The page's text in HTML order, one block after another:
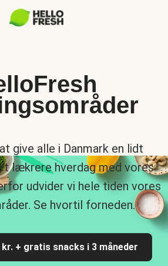
give alle i Danmark en lidt
lækrere hverdag med vores
udvider vi hele tiden vores
Se hvortil forneden.
+ gratis snacks i 3 måneder